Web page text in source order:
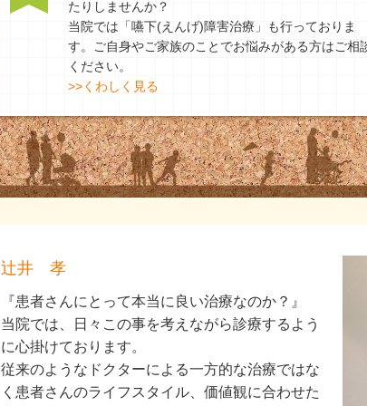
たりしませんか？
当院では「嚥下(えんげ)障害治療」も行っておりま
す。ご自身やご家族のことでお悩みがある方はご相
ください。
>>くわしく見る
辻井 孝
『患者さんにとって本当に良い治療なのか？』
当院では、日々この事を考えながら診療するよう
に心掛けております。
従来のようなドクターによる一方的な治療ではな
く患者さんのライフスタイル、価値観に合わせた